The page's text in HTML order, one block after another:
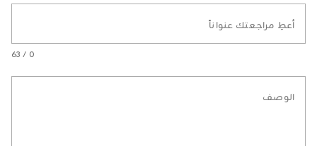
أعطِ مراجعتك عنواناً
0 / 63
الوصف